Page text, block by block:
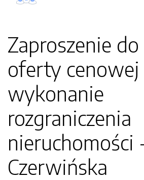
Zaproszenie do
oferty cenowej
wykonanie
rozgraniczenia
nieruchomości
Czerwińska